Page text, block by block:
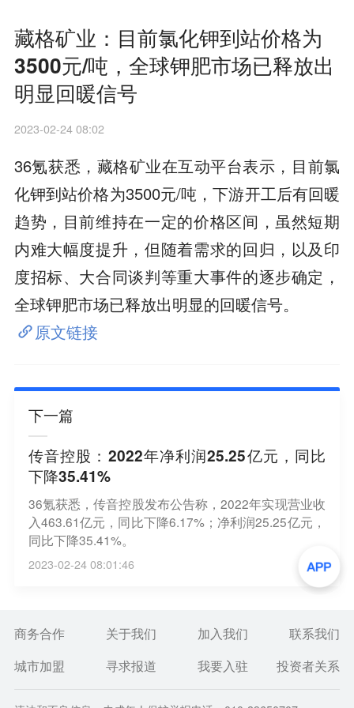
藏格矿业：目前氯化钾到站价格为
3500元/吨，全球钾肥市场已释放出
明显回暖信号
2023-02-24 08:02
36氪获悉，藏格矿业在互动平台表示，目前氯
化钾到站价格为3500元/吨，下游开工后有回暖
趋势，目前维持在一定的价格区间，虽然短期
内难大幅度提升，但随着需求的回归，以及印
度招标、大合同谈判等重大事件的逐步确定，
全球钾肥市场已释放出明显的回暖信号。
原文链接
下一篇
传音控股：2022年净利润25.25亿元，同比
下降35.41%
36氪获悉，传音控股发布公告称，2022年实现营业收
入463.61亿元，同比下降6.17%；净利润25.25亿元，
同比下降35.41%。
2023-02-24 08:01:46
商务合作 关于我们 加入我们
联系我们
城市加盟
寻求报道 我要入驻 投资者关系